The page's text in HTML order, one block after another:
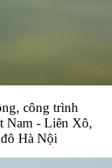
công trình
Nam - Liên Xô,
Hà Nội